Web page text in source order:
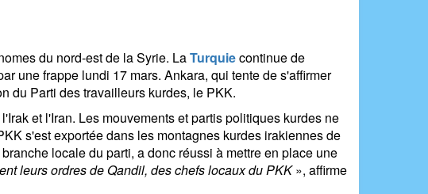
du nord-est de la Syrie. LaTurquiecontinue de
une frappe lundi 17 mars. Ankara, qui tente de s'affirmer
du Parti des travailleurs kurdes, le PKK.
et l'Iran. Les mouvements et partis politiques kurdes ne
s'est exportée dans les montagnes kurdes irakiennes de
locale du parti, a donc réussi à mettre en place une
leurs ordres de Qandil, des chefs locaux du PKK», affirme